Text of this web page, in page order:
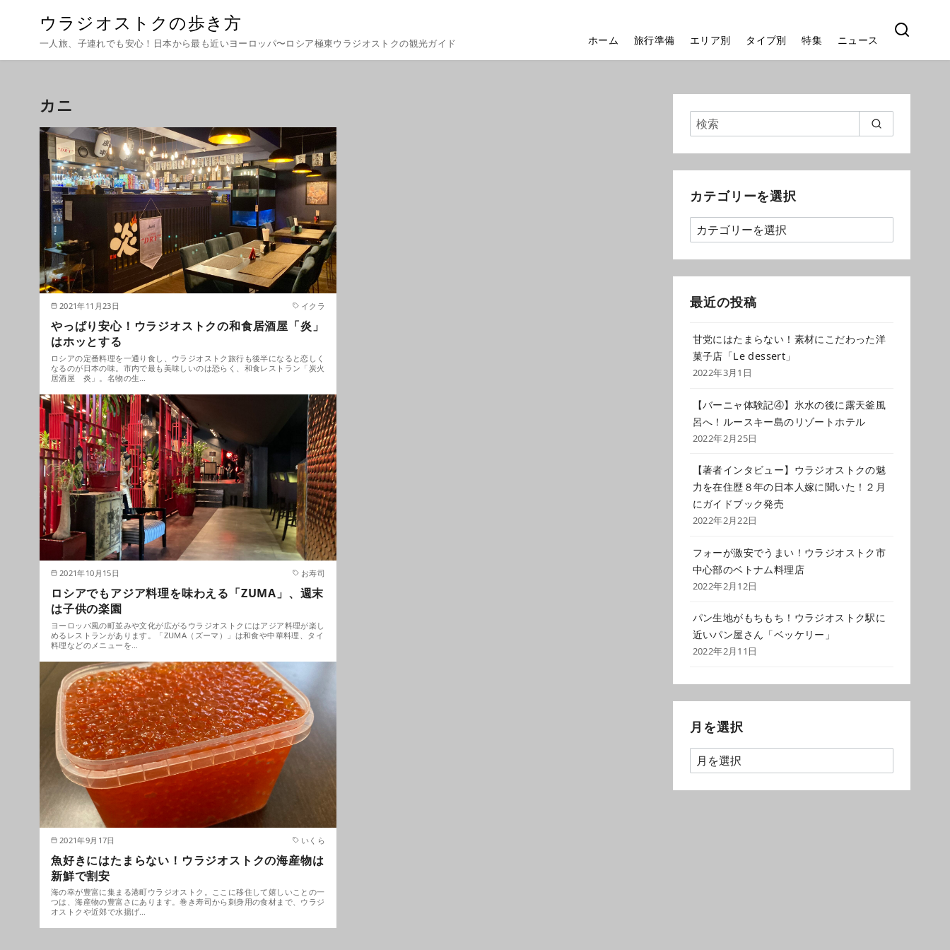
ウラジオストクの歩き方
一人旅、子連れでも安心！日本から最も近いヨーロッパ〜ロシア極東ウラジオストクの観光ガイド ホーム 旅行準備 エリア別 タイプ別 特集 ニュース
カニ
2021年11月23日 イクラ
やっぱり安心！ウラジオストクの和食居酒屋「炎」
はホッとする
ロシアの定番料理を一通り食し、ウラジオストク旅行も後半になると恋しく
なるのが日本の味。市内で最も美味しいのは恐らく、和食レストラン「炭火
居酒屋 炎」。名物の生…
2021年10月15日 お寿司
ロシアでもアジア料理を味わえる「ZUMA」、週末
は子供の楽園
ヨーロッパ風の町並みや文化が広がるウラジオストクにはアジア料理が楽し
めるレストランがあります。「ZUMA（ズーマ）」は和食や中華料理、タイ
料理などのメニューを…
2021年9月17日 いくら
魚好きにはたまらない！ウラジオストクの海産物は
新鮮で割安
海の幸が豊富に集まる港町ウラジオストク。ここに移住して嬉しいことの一
つは、海産物の豊富さにあります。巻き寿司から刺身用の食材まで、ウラジ
オストクや近郊で水揚げ…
カテゴリーを選択
最近の投稿
甘党にはたまらない！素材にこだわった洋
菓子店「Le dessert」
2022年3月1日
【バーニャ体験記④】氷水の後に露天釜風
呂へ！ルースキー島のリゾートホテル
2022年2月25日
【著者インタビュー】ウラジオストクの魅
力を在住歴８年の日本人嫁に聞いた！２月
にガイドブック発売
2022年2月22日
フォーが激安でうまい！ウラジオストク市
中心部のベトナム料理店
2022年2月12日
パン生地がもちもち！ウラジオストク駅に
近いパン屋さん「ベッケリー」
2022年2月11日
月を選択